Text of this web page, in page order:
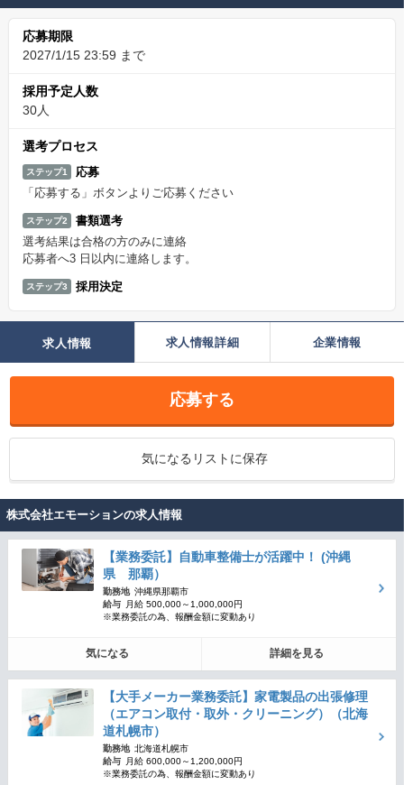
応募期限
2027/1/15 23:59 まで
採用予定人数
30人
選考プロセス
ステップ1
応募
「応募する」ボタンよりご応募ください
ステップ2
書類選考
選考結果は合格の方のみに連絡
応募者へ3 日以内に連絡します。
ステップ3 採用決定
求人情報 求人情報詳細 企業情報
応募する
気になるリストに保存
株式会社エモーションの求人情報
【業務委託】自動車整備士が活躍中！ (沖縄
県 那覇）
勤務地 沖縄県那覇市
給与
月給 500,000～1,000,000円
※業務委託の為、報酬金額に変動あり
気になる 詳細を見る
【大手メーカー業務委託】家電製品の出張修理
（エアコン取付・取外・クリーニング）（北海
道札幌市）
勤務地 北海道札幌市
給与
月給 600,000～1,200,000円
※業務委託の為、報酬金額に変動あり